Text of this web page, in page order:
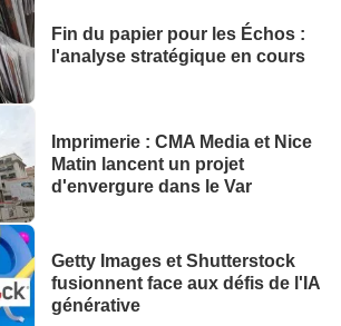
Fin du papier pour les Échos :
l'analyse stratégique en cours
Imprimerie : CMA Media et Nice
Matin lancent un projet
d'envergure dans le Var
Getty Images et Shutterstock
fusionnent face aux défis de l'IA
générative